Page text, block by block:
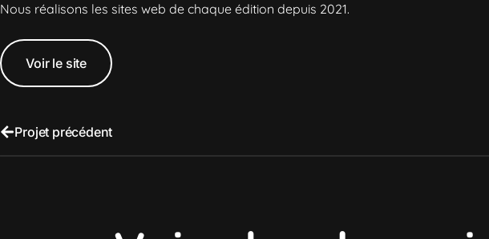
Nous réalisons les sites web de chaque édition depuis 2021.
Voir le site
Projet précédent